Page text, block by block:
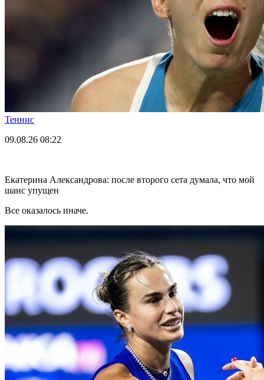
Теннис
09.08.26 08:22
Екатерина Александрова: после второго сета думала, что мой
шанс упущен
Все оказалось иначе.